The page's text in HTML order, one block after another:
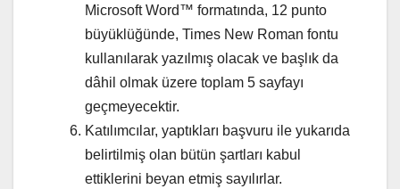
Microsoft Word™ formatında, 12 punto
büyüklüğünde, Times New Roman fontu
kullanılarak yazılmış olacak ve başlık da
dâhil olmak üzere toplam 5 sayfayı
geçmeyecektir.
Katılımcılar, yaptıkları başvuru ile yukarıda
belirtilmiş olan bütün şartları kabul
ettiklerini beyan etmiş sayılırlar.